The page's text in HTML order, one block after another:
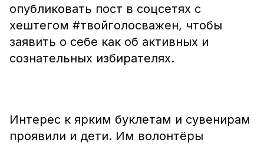
опубликовать пост в соцсетях с
хештегом #твойголосважен, чтобы
заявить о себе как об активных и
сознательных избирателях.
Интерес к ярким буклетам и сувенирам
проявили и дети. Им волонтёры